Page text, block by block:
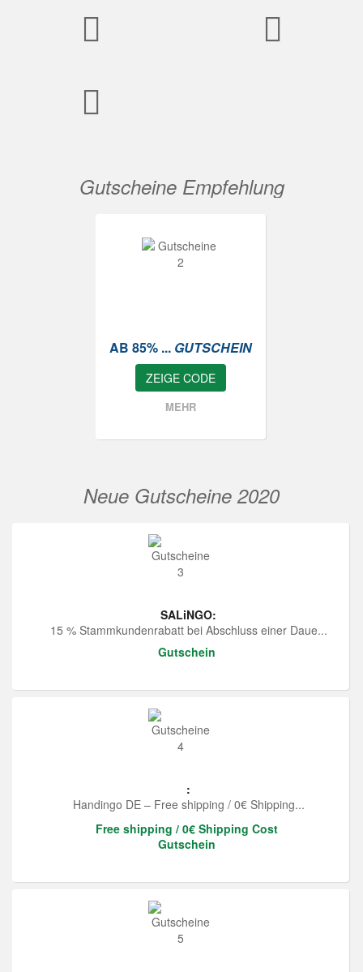
Gutscheine Empfehlung
AB 85% ... GUTSCHEIN
ZEIGE CODE
MEHR
Neue Gutscheine 2020
SALiNGO:
15 % Stammkundenrabatt bei Abschluss einer Daue...
Gutschein
:
Handingo DE – Free shipping / 0€ Shipping...
Free shipping / 0€ Shipping Cost
Gutschein